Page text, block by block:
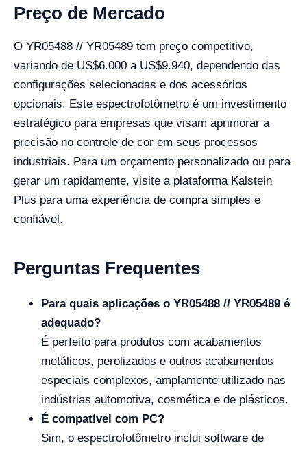
Preço de Mercado
O YR05488 // YR05489 tem preço competitivo,
variando de US$6.000 a US$9.940, dependendo das
configurações selecionadas e dos acessórios
opcionais. Este espectrofotômetro é um investimento
estratégico para empresas que visam aprimorar a
precisão no controle de cor em seus processos
industriais. Para um orçamento personalizado ou para
gerar um rapidamente, visite a plataforma Kalstein
Plus para uma experiência de compra simples e
confiável.
Perguntas Frequentes
Para quais aplicações o YR05488 // YR05489 é
adequado?
É perfeito para produtos com acabamentos
metálicos, perolizados e outros acabamentos
especiais complexos, amplamente utilizado nas
indústrias automotiva, cosmética e de plásticos.
É compatível com PC?
Sim, o espectrofotômetro inclui software de